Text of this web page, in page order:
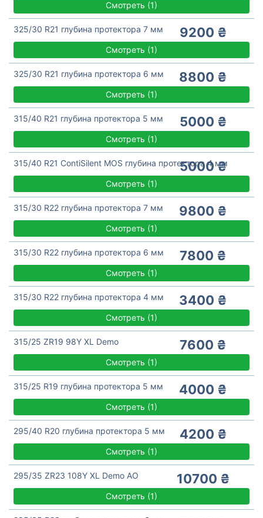
Смотреть (1)
325/30 R21 глубина протектора 7 мм 9200 ₴
Смотреть (1)
325/30 R21 глубина протектора 6 мм 8800 ₴
Смотреть (1)
315/40 R21 глубина протектора 5 мм 5000 ₴
Смотреть (1)
315/40 R21 ContiSilent MOS глубина протектора 4 мм
5000 ₴
Смотреть (1)
315/30 R22 глубина протектора 7 мм 9800 ₴
Смотреть (1)
315/30 R22 глубина протектора 6 мм 7800 ₴
Смотреть (1)
315/30 R22 глубина протектора 4 мм 3400 ₴
Смотреть (1)
315/25 ZR19 98Y XL Demo 7600 ₴
Смотреть (1)
315/25 R19 глубина протектора 5 мм 4000 ₴
Смотреть (1)
295/40 R20 глубина протектора 5 мм 4200 ₴
Смотреть (1)
295/35 ZR23 108Y XL Demo AO 10700 ₴
Смотреть (1)